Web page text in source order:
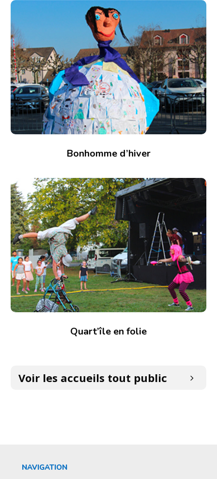
Bonhomme d’hiver
Quart’île en folie
Voir les accueils tout public
NAVIGATION